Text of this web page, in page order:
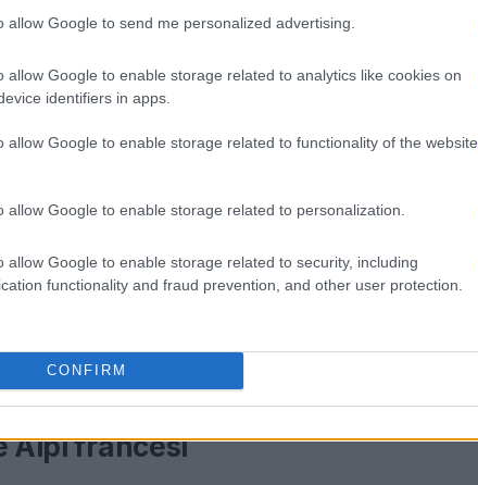
allow Google to send me personalized advertising.
allow Google to enable storage related to analytics like cookies on
identifiers in apps.
allow Google to enable storage related to functionality of the website
allow Google to enable storage related to personalization.
allow Google to enable storage related to security, including
functionality and fraud prevention, and other user protection.
CONFIRM
Alpi francesi